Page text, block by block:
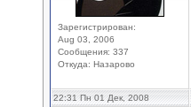
Зарегистрирован:
Aug 03, 2006
Сообщения: 337
Откуда: Назарово
22:31 Пн 01 Дек, 2008